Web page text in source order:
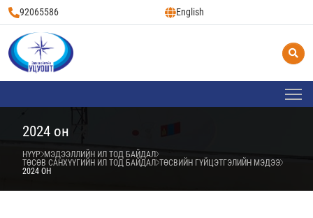
92065586 English
2024 он
НҮҮР МЭДЭЭЛЛИЙН ИЛ ТОД БАЙДАЛ
ТӨСӨВ САНХҮҮГИЙН ИЛ ТОД БАЙДАЛ ТӨСВИЙН ГҮЙЦЭТГЭЛИЙН МЭДЭЭ
2024 ОН